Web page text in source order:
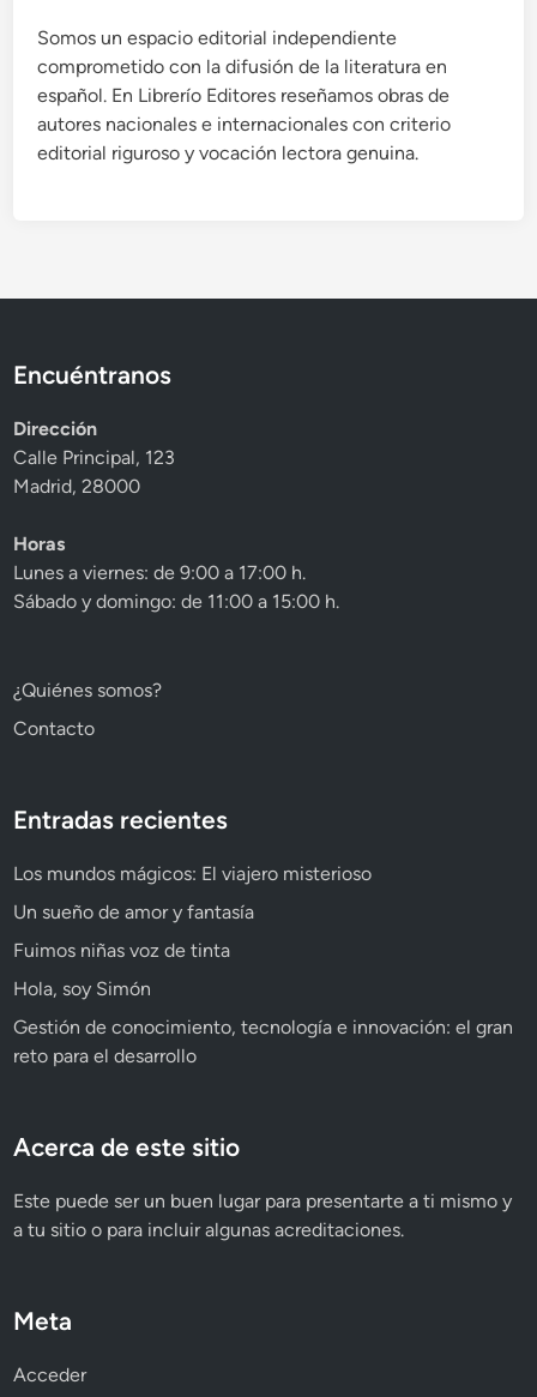
Somos un espacio editorial independiente
comprometido con la difusión de la literatura en
español. En Librerío Editores reseñamos obras de
autores nacionales e internacionales con criterio
editorial riguroso y vocación lectora genuina.
Encuéntranos
Dirección
Calle Principal, 123
Madrid, 28000
Horas
Lunes a viernes: de 9:00 a 17:00 h.
Sábado y domingo: de 11:00 a 15:00 h.
¿Quiénes somos?
Contacto
Entradas recientes
Los mundos mágicos: El viajero misterioso
Un sueño de amor y fantasía
Fuimos niñas voz de tinta
Hola, soy Simón
Gestión de conocimiento, tecnología e innovación: el gran
reto para el desarrollo
Acerca de este sitio
Este puede ser un buen lugar para presentarte a ti mismo y
a tu sitio o para incluir algunas acreditaciones.
Meta
Acceder